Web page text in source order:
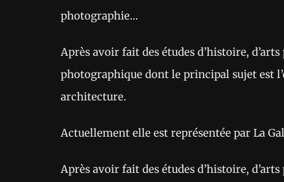
photographie…
Après avoir fait des études d’histoire,
photographique dont le principal sujet est
architecture.
Actuellement elle est représentée par La
Après avoir fait des études d’histoire,